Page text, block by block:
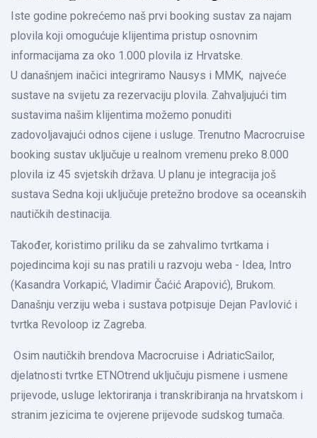
Iste godine pokrećemo naš prvi booking sustav za najam
plovila koji omogućuje klijentima pristup osnovnim
informacijama za oko 1.000 plovila iz Hrvatske.
U današnjem inačici integriramo Nausys i MMK, najveće
sustave na svijetu za rezervaciju plovila. Zahvaljujući tim
sustavima našim klijentima možemo ponuditi
zadovoljavajući odnos cijene i usluge. Trenutno Macrocruise
booking sustav uključuje u realnom vremenu preko 8.000
plovila iz 45 svjetskih država. U planu je integracija još
sustava Sedna koji uključuje pretežno brodove sa oceanskih
nautičkih destinacija.
Također, koristimo priliku da se zahvalimo tvrtkama i
pojedincima koji su nas pratili u razvoju weba - Idea, Intro
(Kasandra Vorkapić, Vladimir Čaćić Arapović), Brukom.
Današnju verziju weba i sustava potpisuje Dejan Pavlović i
tvrtka Revoloop iz Zagreba.
Osim nautičkih brendova Macrocruise i AdriaticSailor,
djelatnosti tvrtke ETNOtrend uključuju pismene i usmene
prijevode, usluge lektoriranja i transkribiranja na hrvatskom i
stranim jezicima te ovjerene prijevode sudskog tumača.